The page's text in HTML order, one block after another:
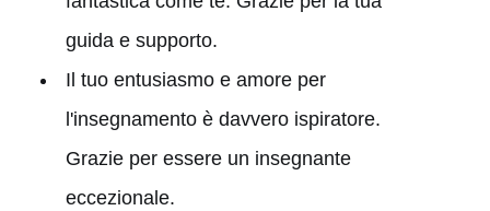
guida e supporto.
Il tuo entusiasmo e amore per
l'insegnamento è davvero ispiratore.
Grazie per essere un insegnante
eccezionale.